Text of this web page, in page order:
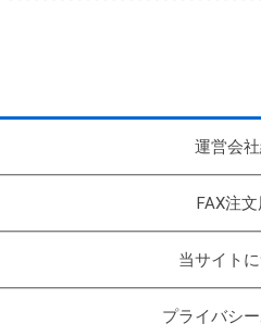
運営会
FAX注
当サイト
プライバシ